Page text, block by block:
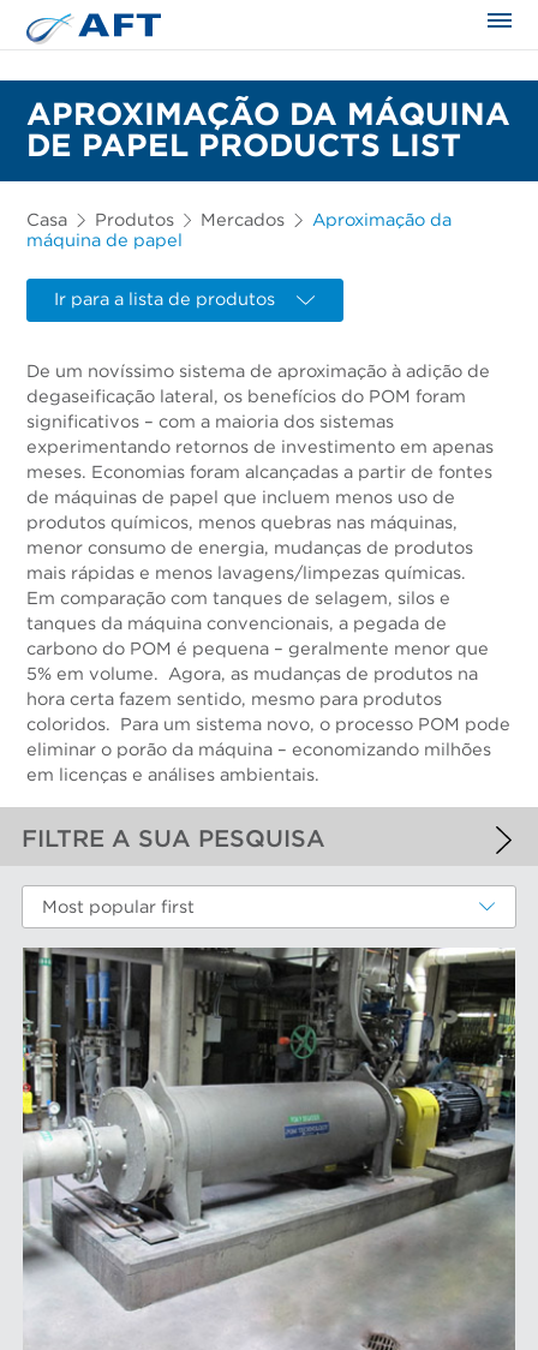
APROXIMAÇÃO DA MÁQUINA
DE PAPEL PRODUCTS LIST
Casa Produtos Mercados
Aproximação da
máquina de papel
Ir para a lista de produtos
De um novíssimo sistema de aproximação à adição de
degaseificação lateral, os benefícios do POM foram
significativos – com a maioria dos sistemas
experimentando retornos de investimento em apenas
meses. Economias foram alcançadas a partir de fontes
de máquinas de papel que incluem menos uso de
produtos químicos, menos quebras nas máquinas,
menor consumo de energia, mudanças de produtos
mais rápidas e menos lavagens/limpezas químicas.
Em comparação com tanques de selagem, silos e
tanques da máquina convencionais, a pegada de
carbono do POM é pequena – geralmente menor que
5% em volume. Agora, as mudanças de produtos na
hora certa fazem sentido, mesmo para produtos
coloridos. Para um sistema novo, o processo POM pode
eliminar o porão da máquina – economizando milhões
em licenças e análises ambientais.
FILTRE A SUA PESQUISA
FILTROS APLICADOS
Aproximação da máquina de papel
MAIS FILTROS
COMPONENTS DE DESGASTE DE
DESEMPENHO
Cestos peneira
Discos e insertos do refinador
Elementos do filtro
Placas depuradoras
Rotores de depurador
MARCAS AFT
Depuradores Max
Refinação Finebar
Sistemas de aproximação POM
Tecnologia Aikawa
MERCADOS
Aproximação da máquina de papel
Cilindros e placas industriais
Depuração e separação de alimentos
Fibras químicas
Fibras recicladas
Pasta Mecanica
Refinação de fibras
EQUIPAMENTO
Peneiras
Preparação do material
Sistema de aproximação
SOLUÇÕES PARA PARTE ÚMIDA
Most popular first